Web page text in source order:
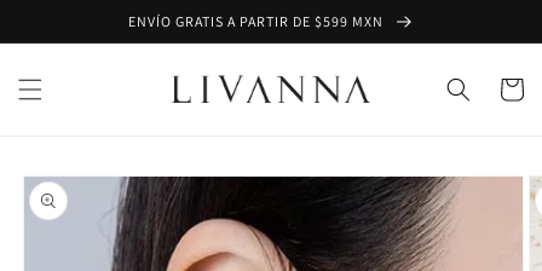
directamente
al contenido
ENVÍO GRATIS A PARTIR DE $599 MXN
Carrito
directamente
a la
información
del producto